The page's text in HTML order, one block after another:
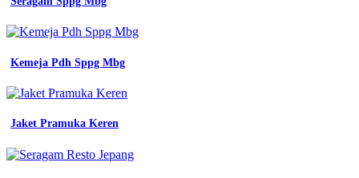
Kemeja Pdh Sppg Mbg
Jaket Pramuka Keren